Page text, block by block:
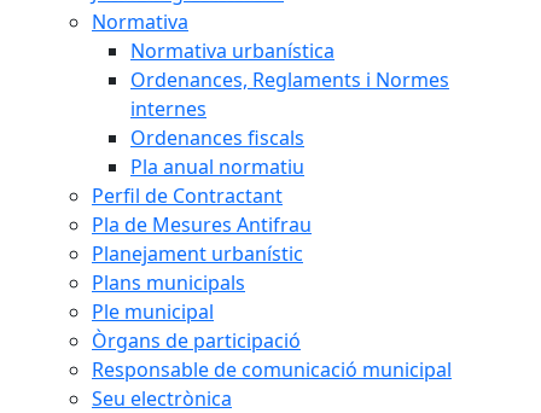
Normativa
Normativa urbanística
Ordenances, Reglaments i Normes
internes
Ordenances fiscals
Pla anual normatiu
Perfil de Contractant
Pla de Mesures Antifrau
Planejament urbanístic
Plans municipals
Ple municipal
Òrgans de participació
Responsable de comunicació municipal
Seu electrònica